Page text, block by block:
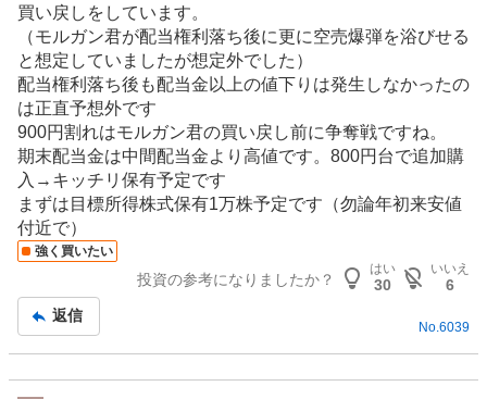
買い戻しをしています。
（モルガン君が配当権利落ち後に更に空売爆弾を浴びせる
と想定していましたが想定外でした）
配当権利落ち後も配当金以上の値下りは発生しなかったの
は正直予想外です
900円割れはモルガン君の買い戻し前に争奪戦ですね。
期末配当金は中間配当金より高値です。800円台で追加購
入→キッチリ保有予定です
まずは目標所得株式保有1万株予定です（勿論年初来安値
付近で）
強く買いたい
投資の参考になりましたか？
はい
30
いいえ
6
返信
No. 6039